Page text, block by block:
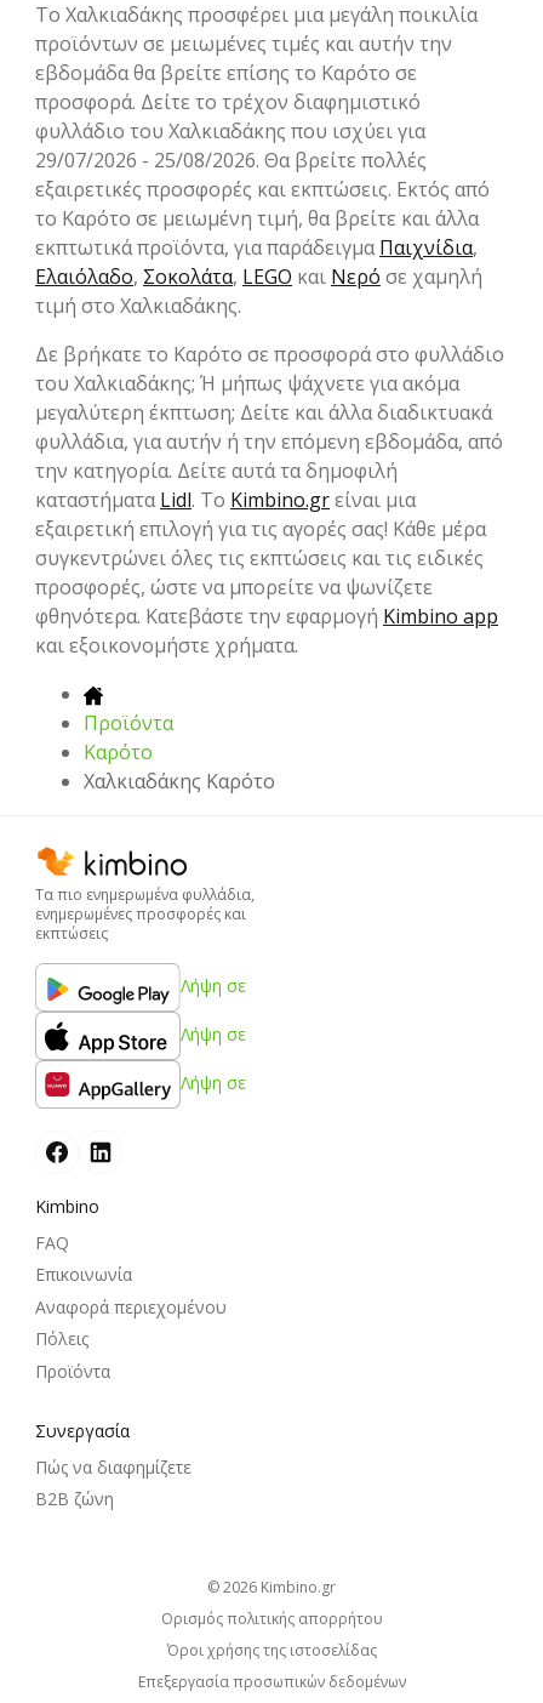
Το Χαλκιαδάκης προσφέρει μια μεγάλη ποικιλία
προϊόντων σε μειωμένες τιμές και αυτήν την
εβδομάδα θα βρείτε επίσης το Καρότο σε
προσφορά. Δείτε το τρέχον διαφημιστικό
φυλλάδιο του Χαλκιαδάκης που ισχύει για
29/07/2026 - 25/08/2026. Θα βρείτε πολλές
εξαιρετικές προσφορές και εκπτώσεις. Εκτός από
το Καρότο σε μειωμένη τιμή, θα βρείτε και άλλα
εκπτωτικά προϊόντα, για παράδειγμαΠαιχνίδια,
Ελαιόλαδο, Σοκολάτα, LEGO και Νερό σε χαμηλή
τιμή στο Χαλκιαδάκης.
Δε βρήκατε το Καρότο σε προσφορά στο φυλλάδιο
του Χαλκιαδάκης; Ή μήπως ψάχνετε για ακόμα
μεγαλύτερη έκπτωση; Δείτε και άλλα διαδικτυακά
φυλλάδια, για αυτήν ή την επόμενη εβδομάδα, από
την κατηγορία. Δείτε αυτά τα δημοφιλή
καταστήματαLidl. Το Kimbino.grείναι μια
εξαιρετική επιλογή για τις αγορές σας! Κάθε μέρα
συγκεντρώνει όλες τις εκπτώσεις και τις ειδικές
προσφορές, ώστε να μπορείτε να ψωνίζετε
φθηνότερα. Κατεβάστε την εφαρμογή Kimbino app
και εξοικονομήστε χρήματα.
Προϊόντα
Καρότο
Χαλκιαδάκης Καρότο
Τα πιο ενημερωμένα φυλλάδια,
ενημερωμένες προσφορές και
εκπτώσεις
Λήψη σε
Λήψη σε
Λήψη σε
Kimbino
FAQ
Επικοινωνία
Αναφορά περιεχομένου
Πόλεις
Προϊόντα
Συνεργασία
Πώς να διαφημίζετε
B2B ζώνη
© 2026
kimbino.gr
Ορισμός πολιτικής απορρήτου
Όροι χρήσης της ιστοσελίδας
Επεξεργασία προσωπικών δεδομένων